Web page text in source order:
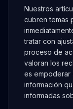
Nuestros
cubren temas
tratar con
proceso de
valoran los
es empoderar
información
informadas